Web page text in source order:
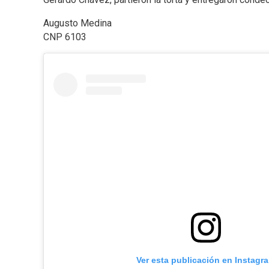
Augusto Medina
CNP 6103
Ver esta publicación en